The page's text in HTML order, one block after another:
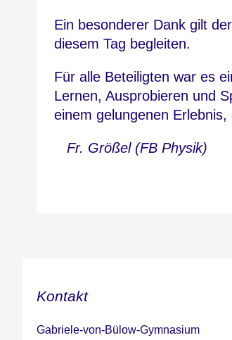
Ein besonderer Dank gilt
diesem Tag begleiten.
Für alle Beteiligten war es
Lernen, Ausprobieren und
einem gelungenen
Fr. Größel (FB Physik)
Kontakt
Gabriele-von-Bülow-Gymnasium